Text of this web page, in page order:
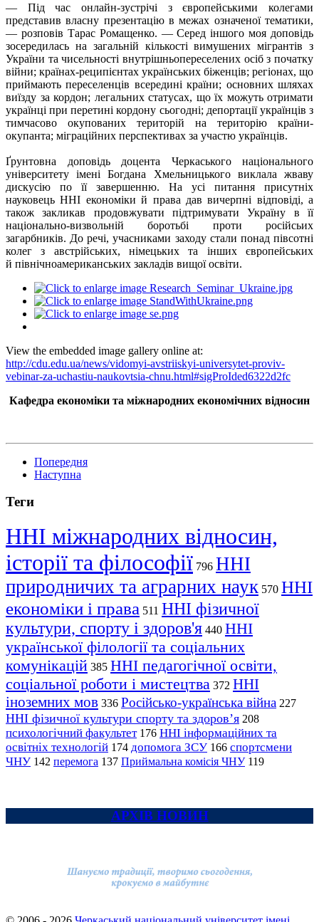
— Під час онлайн-зустрічі з європейськими колегами
представив власну презентацію в межах означеної тематики,
— розповів Тарас Ромащенко. — Серед іншого моя доповідь
зосередилась на загальній кількості вимушених мігрантів з
України та чисельності внутрішньопереселених осіб з початку
війни; країнах-реципієнтах українських біженців; регіонах, що
приймають переселенців всередині країни; основних шляхах
виїзду за кордон; легальних статусах, що їх можуть отримати
українці при перетині кордону сьогодні; депортації українців з
тимчасово окупованих територій на територію країни-
окупанта; міграційних перспективах за участю українців.
Ґрунтовна доповідь доцента Черкаського національного
університету імені Богдана Хмельницького виклала жваву
дискусію по її завершенню. На усі питання присутніх
науковець ННІ економіки й права дав вичерпні відповіді, а
також закликав продовжувати підтримувати Україну в її
національно-визвольній боротьбі проти російсьих
загарбників. До речі, учасниками заходу стали понад півсотні
колег з австрійських, німецьких та інших європейських
й північноамериканських закладів вищої освіти.
View the embedded image gallery online at:
http://cdu.edu.ua/news/vidomyi-avstriiskyi-universytet-proviv-
vebinar-za-uchastiu-naukovtsia-chnu.html#sigProIded6322d2fc
Кафедра економіки та міжнародних економічних відносин
Попередня
Наступна
Теги
ННІ міжнародних відносин,
історії та філософії 796 ННІ
природничих та аграрних наук 570 ННІ
економіки і права 511 ННІ фізичної
культури, спорту і здоров'я 440 ННІ
української філології та соціальних
комунікацій 385 ННІ педагогічної освіти,
соціальної роботи і мистецтва 372 ННІ
іноземних мов 336 Російсько-українська війна 227
ННІ фізичної культури спорту та здоров’я 208
психологічний факультет 176 ННІ інформаційних та
освітніх технологій 174 допомога ЗСУ 166 спортсмени
ЧНУ 142 перемога 137 Приймальна комісія ЧНУ 119
АРХІВ НОВИН